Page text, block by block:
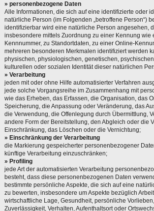
» personenbezogene Daten
Alle Informationen, die sich auf eine identifizierte oder
natürliche Person (im Folgenden „betroffene Person“)
identifizierbar wird eine natürliche Person angesehen,
insbesondere mittels Zuordnung zu einer Kennung wie
Kennnummer, zu Standortdaten, zu einer Online-
mehreren besonderen Merkmalen identifiziert werden
physischen, physiologischen, genetischen,
kulturellen oder sozialen Identität dieser natürlichen
» Verarbeitung
jeden mit oder ohne Hilfe automatisierter Verfahren
jede solche Vorgangsreihe im Zusammenhang mit
wie das Erheben, das Erfassen, die Organisation, das
Speicherung, die Anpassung oder Veränderung, das
die Verwendung, die Offenlegung durch Übermittlung,
andere Form der Bereitstellung, den Abgleich oder die
Einschränkung, das Löschen oder die Vernichtung;
» Einschränkung der Verarbeitung
die Markierung gespeicherter personenbezogener
künftige Verarbeitung einzuschränken;
» Profiling
jede Art der automatisierten Verarbeitung
besteht, dass diese personenbezogenen Daten
bestimmte persönliche Aspekte, die sich auf eine
zu bewerten, insbesondere um Aspekte bezüglich
wirtschaftliche Lage, Gesundheit, persönliche
Zuverlässigkeit, Verhalten, Aufenthaltsort oder